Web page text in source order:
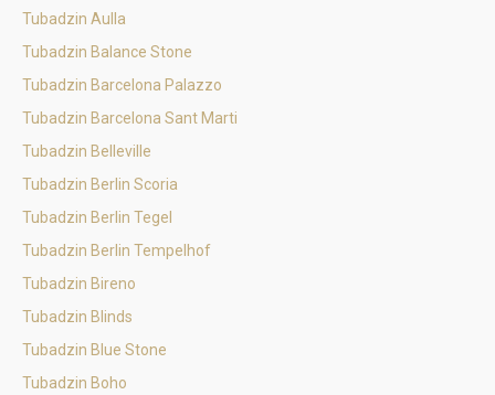
Tubadzin Aulla
Tubadzin Balance Stone
Tubadzin Barcelona Palazzo
Tubadzin Barcelona Sant Marti
Tubadzin Belleville
Tubadzin Berlin Scoria
Tubadzin Berlin Tegel
Tubadzin Berlin Tempelhof
Tubadzin Bireno
Tubadzin Blinds
Tubadzin Blue Stone
Tubadzin Boho